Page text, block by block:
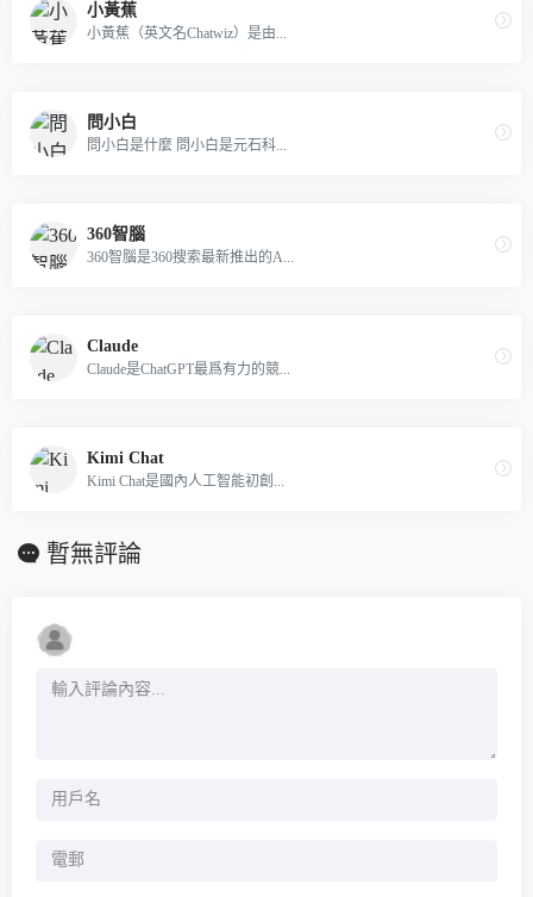
小黃蕉
小黃蕉（英文名Chatwiz）是由...
問小白
問小白是什麼 問小白是元石科...
360智腦
360智腦是360搜索最新推出的A...
Claude
Claude是ChatGPT最爲有力的競...
Kimi Chat
Kimi Chat是國內人工智能初創...
暫無評論